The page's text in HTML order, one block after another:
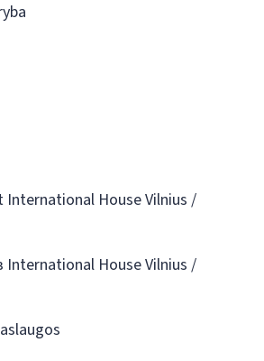
House Vilnius /
International House Vilnius /